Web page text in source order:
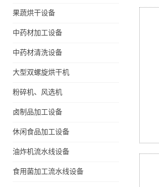
果蔬烘干设备
中药材加工设备
中药材清洗设备
大型双螺旋烘干机
粉碎机、风选机
卤制品加工设备
休闲食品加工设备
油炸机流水线设备
食用菌加工流水线设备